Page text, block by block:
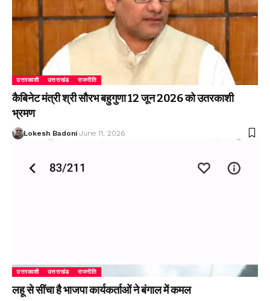
उत्तरकाशी उत्तराखंड राजनीति
कैबिनेट मंत्री श्री सौरभ बहुगुणा 12 जून 2026 को उतरकाशी
भ्रमण
Lokesh Badoni June 11, 2026
उत्तरकाशी उत्तराखंड राजनीति
लहू से सींचा है भाजपा कार्यकर्ताओं ने बंगाल में कमल